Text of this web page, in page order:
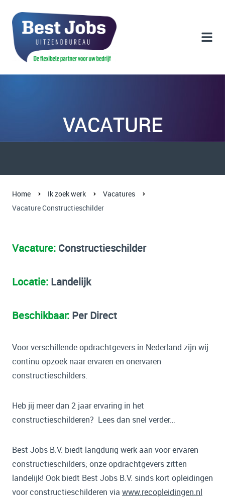
VACATURE
Home Ik zoek werk
Vacatures
Vacature Constructieschilder
Vacature: Constructieschilder
Locatie: Landelijk
Beschikbaar: Per Direct
Voor verschillende opdrachtgevers in Nederland zijn wij
continu opzoek naar ervaren en onervaren
constructieschilders.
Heb jij meer dan 2 jaar ervaring in het
constructieschilderen? Lees dan snel verder…
Best Jobs B.V. biedt langdurig werk aan voor ervaren
constructieschilders; onze opdrachtgevers zitten
landelijk! Ook biedt Best Jobs B.V. sinds kort opleidingen
voor constructieschilderen via www.recopleidingen.nl